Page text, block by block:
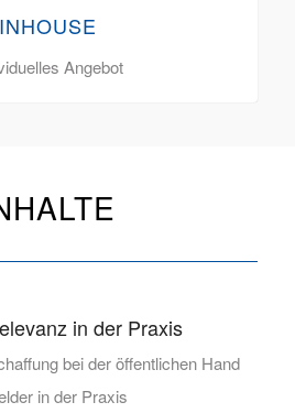
INHOUSE
Angebot
in der Praxis
bei der öffentlichen Hand
in der Praxis